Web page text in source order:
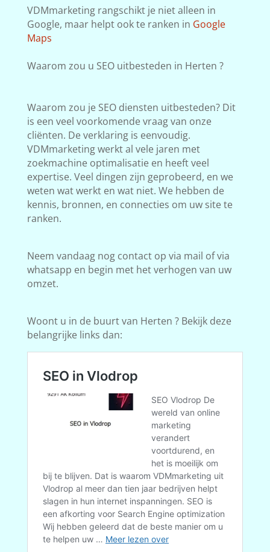
VDMmarketing rangschikt je niet alleen in
Google, maar helpt ook te ranken in Google
Maps
Waarom zou u SEO uitbesteden in Herten ?
Waarom zou je SEO diensten uitbesteden? Dit
is een veel voorkomende vraag van onze
cliënten. De verklaring is eenvoudig.
VDMmarketing werkt al vele jaren met
zoekmachine optimalisatie en heeft veel
expertise. Veel dingen zijn geprobeerd, en we
weten wat werkt en wat niet. We hebben de
kennis, bronnen, en connecties om uw site te
ranken.
Neem vandaag nog contact op via mail of via
whatsapp en begin met het verhogen van uw
omzet.
Woont u in de buurt van Herten ? Bekijk deze
belangrijke links dan: